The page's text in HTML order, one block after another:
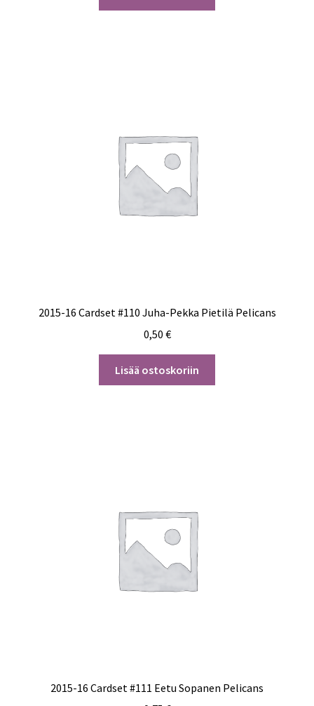
2015-16 Cardset #110 Juha-Pekka Pietilä Pelicans
0,50 €
Lisää ostoskoriin
2015-16 Cardset #111 Eetu Sopanen Pelicans